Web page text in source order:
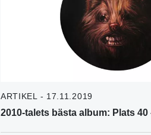
ARTIKEL - 17.11.2019
2010-talets bästa album: Plats 40